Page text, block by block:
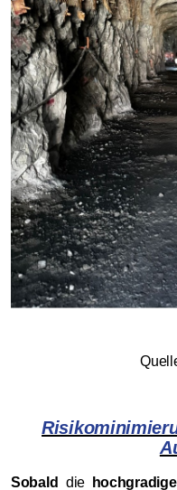
Sobald die